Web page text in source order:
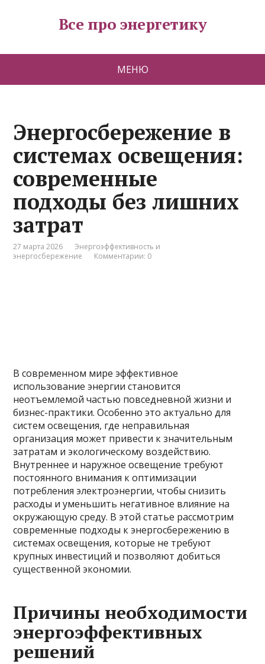
Все про энергетику
МЕНЮ
Энергосбережение в
системах освещения:
современные
подходы без лишних
затрат
27 марта 2026
Энергоэффективность и
энергосбережение
Комментарии: 0
В современном мире эффективное
использование энергии становится
неотъемлемой частью повседневной жизни и
бизнес-практики. Особенно это актуально для
систем освещения, где неправильная
организация может привести к значительным
затратам и экологическому воздействию.
Внутреннее и наружное освещение требуют
постоянного внимания к оптимизации
потребления электроэнергии, чтобы снизить
расходы и уменьшить негативное влияние на
окружающую среду. В этой статье рассмотрим
современные подходы к энергосбережению в
системах освещения, которые не требуют
крупных инвестиций и позволяют добиться
существенной экономии.
Причины необходимости
энергоэффективных
решений